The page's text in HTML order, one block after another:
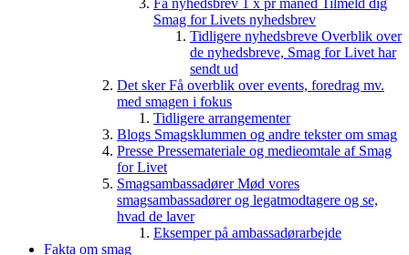
Få nyhedsbrev 1 x pr måned Tilmeld dig
Smag for Livets nyhedsbrev
Tidligere nyhedsbreve Overblik over
de nyhedsbreve, Smag for Livet har
sendt ud
Det skerFå overblik over events, foredrag mv.
med smagen i fokus
Tidligere arrangementer
Blogs Smagsklummen og andre tekster om smag
Presse Pressemateriale og medieomtale af Smag
for Livet
SmagsambassadørerMød vores
smagsambassadører og legatmodtagere og se,
hvad de laver
Eksemper på ambassadørarbejde
Fakta om smag